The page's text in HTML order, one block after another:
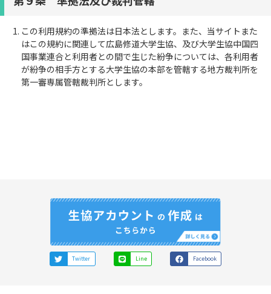
この利用規約の準拠法は日本法とします。また、当サイトまた
はこの規約に関連して広島修道大学生協、及び大学生協中国四
国事業連合と利用者との間で生じた紛争については、各利用者
が紛争の相手方とする大学生協の本部を管轄する地方裁判所を
第一審専属管轄裁判所とします。
Twitter Line Facebook